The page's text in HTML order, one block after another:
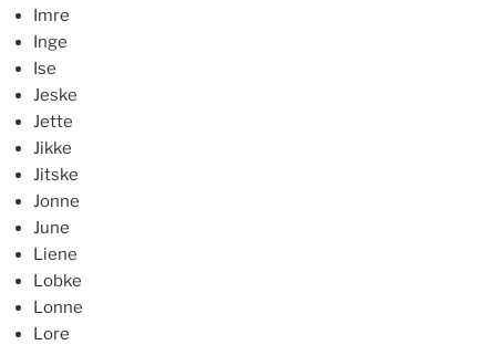
Imre
Inge
Ise
Jeske
Jette
Jikke
Jitske
Jonne
June
Liene
Lobke
Lonne
Lore